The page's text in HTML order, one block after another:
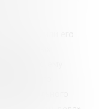
что ему
Федерального